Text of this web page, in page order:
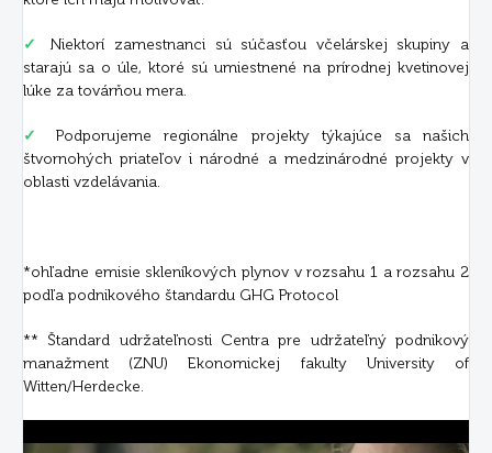
✓
Niektorí zamestnanci sú súčasťou včelárskej skupiny a
starajú sa o úle, ktoré sú umiestnené na prírodnej kvetinovej
lúke za továrňou mera.
✓
Podporujeme regionálne projekty týkajúce sa našich
štvornohých priateľov i národné a medzinárodné projekty v
oblasti vzdelávania.
*ohľadne emisie skleníkových plynov v rozsahu 1 a rozsahu 2
podľa podnikového štandardu GHG Protocol
** Štandard udržateľnosti Centra pre udržateľný podnikový
manažment (ZNU) Ekonomickej fakulty University of
Witten/Herdecke.